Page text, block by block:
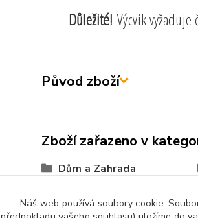
Důležité! Výcvik
Původ zboží
Zboží zařazeno v
Dům a Zahrada
Náš web používá soubory cookie.